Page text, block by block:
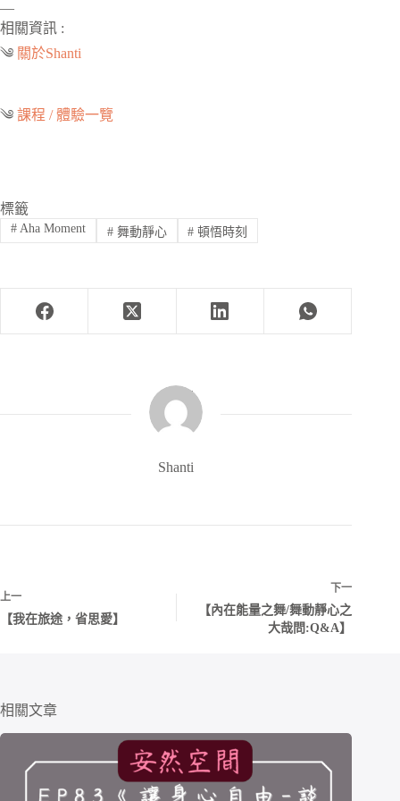
—
相關資訊 :
༄ 關於Shanti
༄ 課程 / 體驗一覽
標籤
#Aha Moment #舞動靜心 # 頓悟時刻
Shanti
上一
【我在旅途，省思愛】
下一
【內在能量之舞/舞動靜心之
大哉問:Q&A】
相關文章